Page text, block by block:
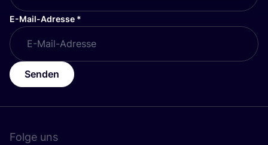
E-Mail-Adresse *
Senden
Folge uns